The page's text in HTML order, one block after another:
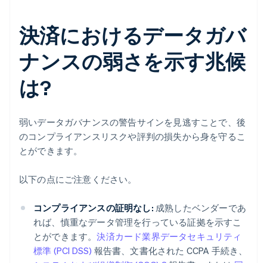
決済におけるデータガバ
ナンスの弱さを示す兆候
は?
弱いデータガバナンスの警告サインを見逃すことで、後
のコンプライアンスリスクや評判の損失から身を守るこ
とができます。
以下の点にご注意ください。
コンプライアンスの証明なし: 成熟したベンダーであ
れば、慎重なデータ管理を行っている証拠を示すこ
とができます。決済カード業界データセキュリティ
標準 (PCI DSS) 報告書、文書化された CCPA 手続き、